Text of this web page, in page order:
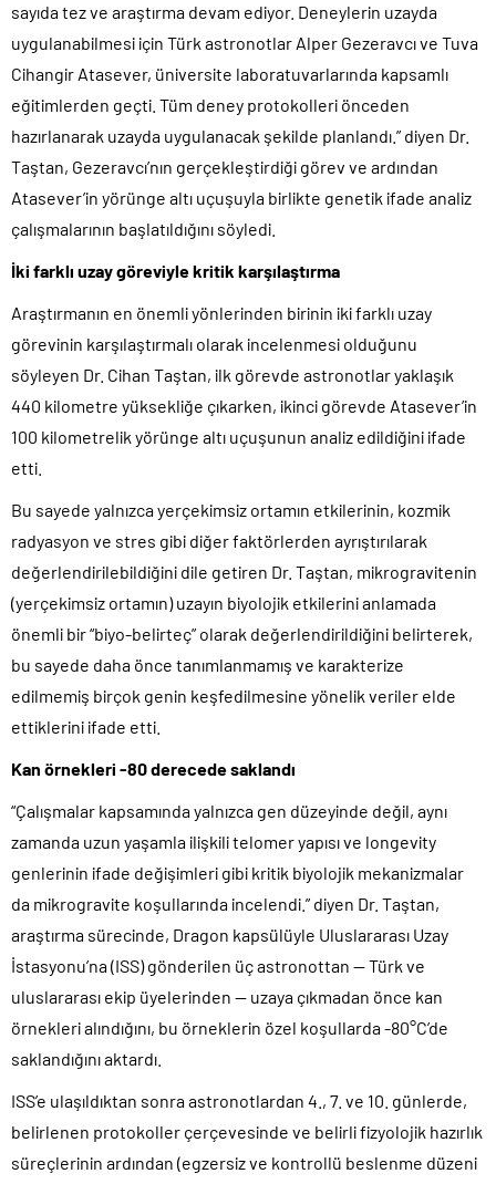
sayıda tez ve araştırma devam ediyor. Deneylerin uzayda
uygulanabilmesi için Türk astronotlar Alper Gezeravcı ve Tuva
Cihangir Atasever, üniversite laboratuvarlarında kapsamlı
eğitimlerden geçti. Tüm deney protokolleri önceden
hazırlanarak uzayda uygulanacak şekilde planlandı.” diyen Dr.
Taştan, Gezeravcı’nın gerçekleştirdiği görev ve ardından
Atasever’in yörünge altı uçuşuyla birlikte genetik ifade analiz
çalışmalarının başlatıldığını söyledi.
İki farklı uzay göreviyle kritik karşılaştırma
Araştırmanın en önemli yönlerinden birinin iki farklı uzay
görevinin karşılaştırmalı olarak incelenmesi olduğunu
söyleyen Dr. Cihan Taştan, ilk görevde astronotlar yaklaşık
440 kilometre yüksekliğe çıkarken, ikinci görevde Atasever’in
100 kilometrelik yörünge altı uçuşunun analiz edildiğini ifade
etti.
Bu sayede yalnızca yerçekimsiz ortamın etkilerinin, kozmik
radyasyon ve stres gibi diğer faktörlerden ayrıştırılarak
değerlendirilebildiğini dile getiren Dr. Taştan, mikrogravitenin
(yerçekimsiz ortamın) uzayın biyolojik etkilerini anlamada
önemli bir “biyo-belirteç” olarak değerlendirildiğini belirterek,
bu sayede daha önce tanımlanmamış ve karakterize
edilmemiş birçok genin keşfedilmesine yönelik veriler elde
ettiklerini ifade etti.
Kan örnekleri -80 derecede saklandı
“Çalışmalar kapsamında yalnızca gen düzeyinde değil, aynı
zamanda uzun yaşamla ilişkili telomer yapısı ve longevity
genlerinin ifade değişimleri gibi kritik biyolojik mekanizmalar
da mikrogravite koşullarında incelendi.” diyen Dr. Taştan,
araştırma sürecinde, Dragon kapsülüyle Uluslararası Uzay
İstasyonu’na (ISS) gönderilen üç astronottan — Türk ve
uluslararası ekip üyelerinden — uzaya çıkmadan önce kan
örnekleri alındığını, bu örneklerin özel koşullarda -80°C’de
saklandığını aktardı.
ISS’e ulaşıldıktan sonra astronotlardan 4., 7. ve 10. günlerde,
belirlenen protokoller çerçevesinde ve belirli fizyolojik hazırlık
süreçlerinin ardından (egzersiz ve kontrollü beslenme düzeni